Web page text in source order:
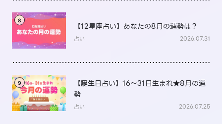
8
【12星座占い】あなたの8月の運勢は？
占い 2026.07.31
9
【誕生日占い】16～31日生まれ★8月の運
勢
占い 2026.07.25